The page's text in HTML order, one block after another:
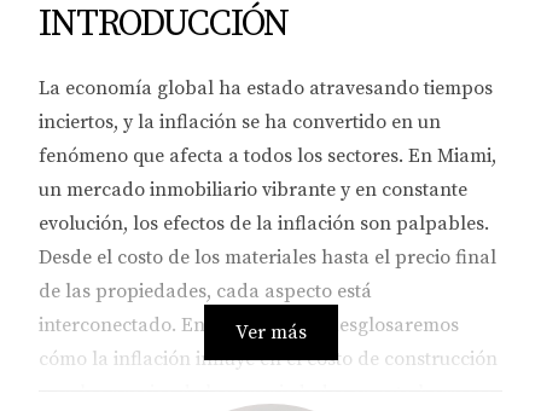
INTRODUCCIÓN
La economía global ha estado atravesando tiempos
inciertos, y la inflación se ha convertido en un
fenómeno que afecta a todos los sectores. En Miami,
un mercado inmobiliario vibrante y en constante
evolución, los efectos de la inflación son palpables.
Desde el costo de los materiales hasta el precio final
de las propiedades, cada aspecto está
interconectado. En este artículo, desglosaremos
cómo la inflación influye en el costo de construcción
Ver más